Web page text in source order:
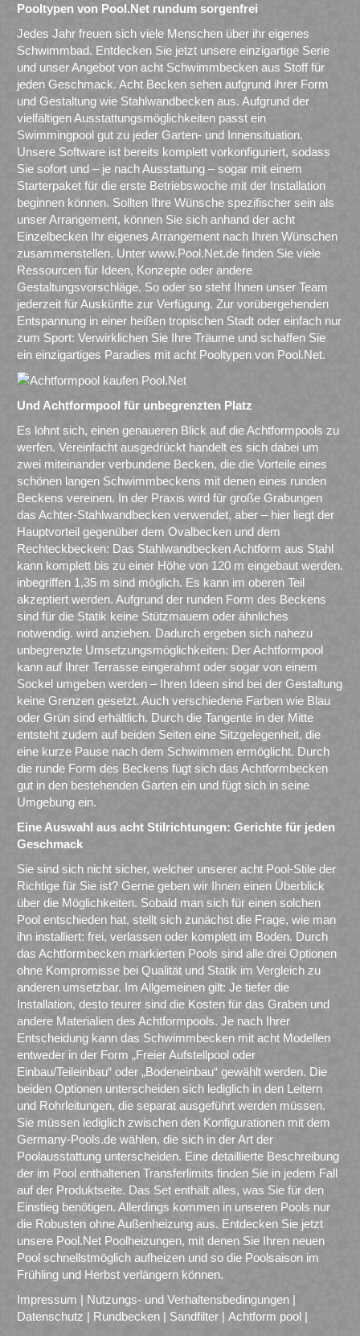
Pooltypen von Pool.Net rundum sorgenfrei
Jedes Jahr freuen sich viele Menschen über ihr eigenes
Schwimmbad. Entdecken Sie jetzt unsere einzigartige Serie
und unser Angebot von acht Schwimmbecken aus Stoff für
jeden Geschmack. Acht Becken sehen aufgrund ihrer Form
und Gestaltung wie Stahlwandbecken aus. Aufgrund der
vielfältigen Ausstattungsmöglichkeiten passt ein
Swimmingpool gut zu jeder Garten- und Innensituation.
Unsere Software ist bereits komplett vorkonfiguriert, sodass
Sie sofort und – je nach Ausstattung – sogar mit einem
Starterpaket für die erste Betriebswoche mit der Installation
beginnen können. Sollten Ihre Wünsche spezifischer sein als
unser Arrangement, können Sie sich anhand der acht
Einzelbecken Ihr eigenes Arrangement nach Ihren Wünschen
zusammenstellen. Unter www.Pool.Net.de finden Sie viele
Ressourcen für Ideen, Konzepte oder andere
Gestaltungsvorschläge. So oder so steht Ihnen unser Team
jederzeit für Auskünfte zur Verfügung. Zur vorübergehenden
Entspannung in einer heißen tropischen Stadt oder einfach nur
zum Sport: Verwirklichen Sie Ihre Träume und schaffen Sie
ein einzigartiges Paradies mit acht Pooltypen von Pool.Net.
Und Achtformpool für unbegrenzten Platz
Es lohnt sich, einen genaueren Blick auf die Achtformpools zu
werfen. Vereinfacht ausgedrückt handelt es sich dabei um
zwei miteinander verbundene Becken, die die Vorteile eines
schönen langen Schwimmbeckens mit denen eines runden
Beckens vereinen. In der Praxis wird für große Grabungen
das Achter-Stahlwandbecken verwendet, aber – hier liegt der
Hauptvorteil gegenüber dem Ovalbecken und dem
Rechteckbecken: Das Stahlwandbecken Achtform aus Stahl
kann komplett bis zu einer Höhe von 120 m eingebaut werden.
inbegriffen 1,35 m sind möglich. Es kann im oberen Teil
akzeptiert werden. Aufgrund der runden Form des Beckens
sind für die Statik keine Stützmauern oder ähnliches
notwendig. wird anziehen. Dadurch ergeben sich nahezu
unbegrenzte Umsetzungsmöglichkeiten: Der Achtformpool
kann auf Ihrer Terrasse eingerahmt oder sogar von einem
Sockel umgeben werden – Ihren Ideen sind bei der Gestaltung
keine Grenzen gesetzt. Auch verschiedene Farben wie Blau
oder Grün sind erhältlich. Durch die Tangente in der Mitte
entsteht zudem auf beiden Seiten eine Sitzgelegenheit, die
eine kurze Pause nach dem Schwimmen ermöglicht. Durch
die runde Form des Beckens fügt sich das Achtformbecken
gut in den bestehenden Garten ein und fügt sich in seine
Umgebung ein.
Eine Auswahl aus acht Stilrichtungen: Gerichte für jeden
Geschmack
Sie sind sich nicht sicher, welcher unserer acht Pool-Stile der
Richtige für Sie ist? Gerne geben wir Ihnen einen Überblick
über die Möglichkeiten. Sobald man sich für einen solchen
Pool entschieden hat, stellt sich zunächst die Frage, wie man
ihn installiert: frei, verlassen oder komplett im Boden. Durch
das Achtformbecken markierten Pools sind alle drei Optionen
ohne Kompromisse bei Qualität und Statik im Vergleich zu
anderen umsetzbar. Im Allgemeinen gilt: Je tiefer die
Installation, desto teurer sind die Kosten für das Graben und
andere Materialien des Achtformpools. Je nach Ihrer
Entscheidung kann das Schwimmbecken mit acht Modellen
entweder in der Form „Freier Aufstellpool oder
Einbau/Teileinbau“ oder „Bodeneinbau“ gewählt werden. Die
beiden Optionen unterscheiden sich lediglich in den Leitern
und Rohrleitungen, die separat ausgeführt werden müssen.
Sie müssen lediglich zwischen den Konfigurationen mit dem
Germany-Pools.de wählen, die sich in der Art der
Poolausstattung unterscheiden. Eine detaillierte Beschreibung
der im Pool enthaltenen Transferlimits finden Sie in jedem Fall
auf der Produktseite. Das Set enthält alles, was Sie für den
Einstieg benötigen. Allerdings kommen in unseren Pools nur
die Robusten ohne Außenheizung aus. Entdecken Sie jetzt
unsere Pool.Net Poolheizungen, mit denen Sie Ihren neuen
Pool schnellstmöglich aufheizen und so die Poolsaison im
Frühling und Herbst verlängern können.
Impressum
Nutzungs- und Verhaltensbedingungen
Datenschutz
Rundbecken Sandfilter Achtform pool